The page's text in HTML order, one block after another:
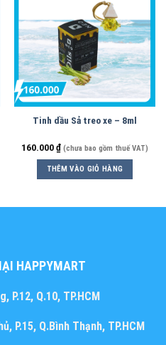
Tinh dầu Sả treo xe – 8ml
160.000₫ (chưa bao gồm thuế VAT)
THÊM VÀO GIỎ HÀNG
HAPPYMART
P.12, Q.10, TP.HCM
P.15, Q.Bình Thạnh, TP.HCM